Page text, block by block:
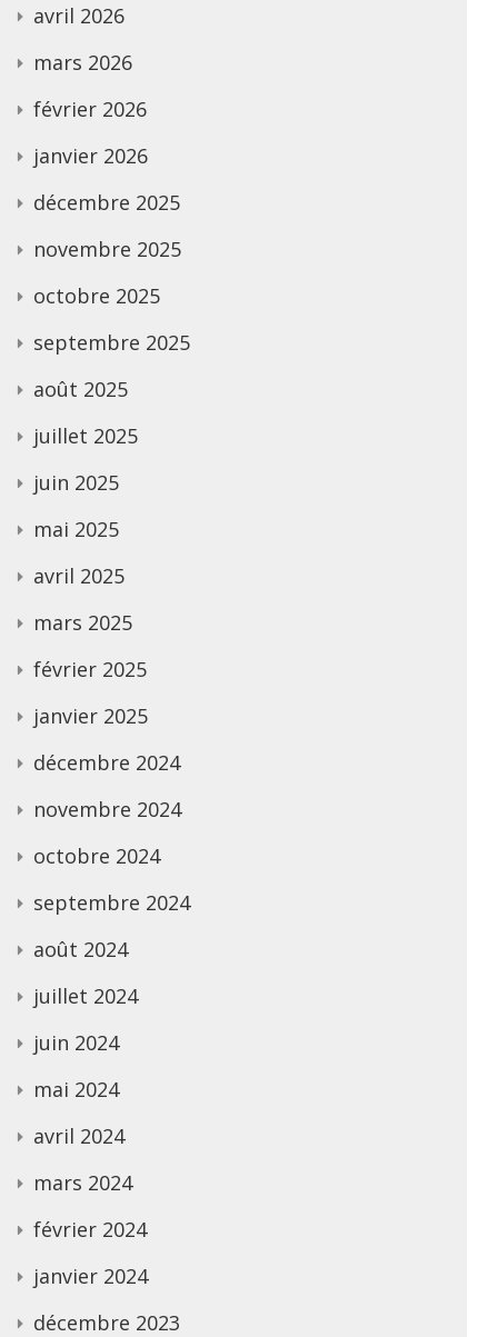
avril 2026
mars 2026
février 2026
janvier 2026
décembre 2025
novembre 2025
octobre 2025
septembre 2025
août 2025
juillet 2025
juin 2025
mai 2025
avril 2025
mars 2025
février 2025
janvier 2025
décembre 2024
novembre 2024
octobre 2024
septembre 2024
août 2024
juillet 2024
juin 2024
mai 2024
avril 2024
mars 2024
février 2024
janvier 2024
décembre 2023